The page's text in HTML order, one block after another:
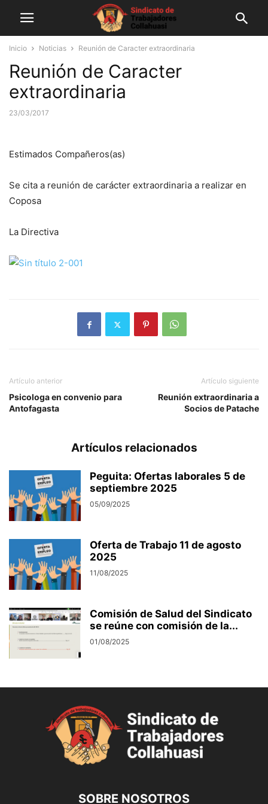
Inicio Noticias Reunión de Caracter extraordinaria
Reunión de Caracter
extraordinaria
23/03/2017
Estimados Compañeros(as)
Se cita a reunión de carácter extraordinaria a realizar en
Coposa
La Directiva
Artículo anterior
Psicologa en convenio para
Antofagasta
Artículo siguiente
Reunión extraordinaria a
Socios de Patache
Artículos relacionados
Peguita: Ofertas laborales 5 de
septiembre 2025
05/09/2025
Oferta de Trabajo 11 de agosto
2025
11/08/2025
Comisión de Salud del Sindicato
se reúne con comisión de la...
01/08/2025
SOBRE NOSOTROS